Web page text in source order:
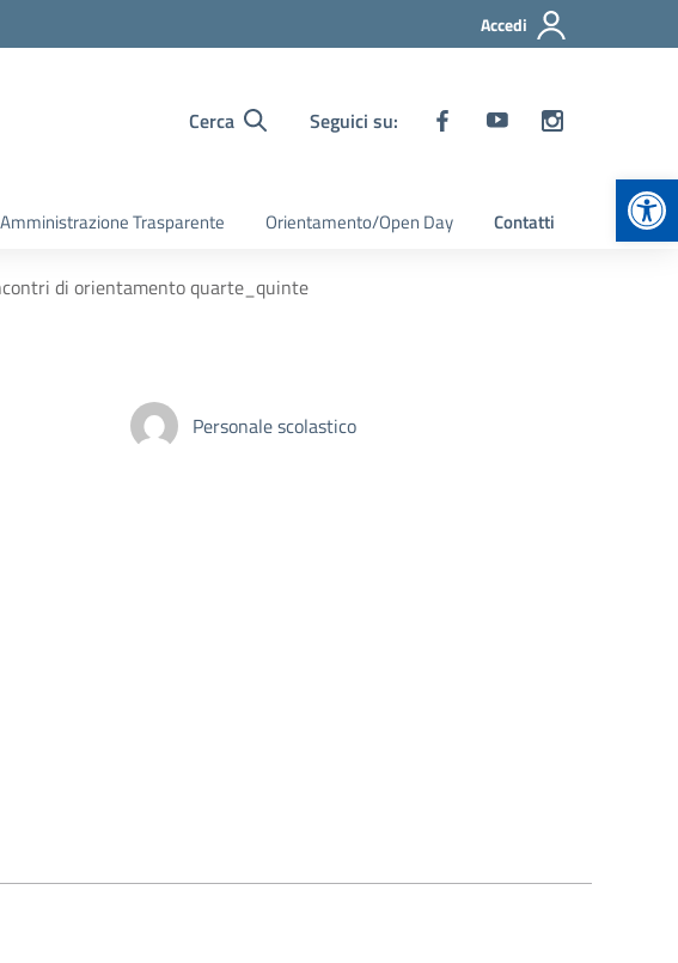
Accedi
Cerca Seguici su:
Amministrazione Trasparente Orientamento/Open Day Contatti
di orientamento quarte_quinte
Personale scolastico